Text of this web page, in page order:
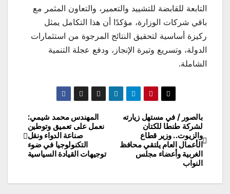
التابعة للقابضة للتشييد والتعمير، والتعاون المثمر مع
باقي شركات الوزارة، مؤكدًا أن هذا التكامل يمثل
ركيزة أساسية لتحقيق النتائج المرجوة من استثمارات
الدولة، وتسريع وتيرة الإنجاز، ودفع عجلة التنمية
الشاملة.
تصفّح
المقالات
المهندس محمد شيمي:
نعمل على تعميق وتوطين
صناعة الدواء ونقل
التكنولوجيا في ضوء
توجيهات القيادة السياسية
بالصور / في مستهل زيارته
لشركة طنطا للكتان
والزيوت.. وزير قطاع
الأعمال العام يلتقي محافظ
الغربية وأعضاء مجلس
النواب